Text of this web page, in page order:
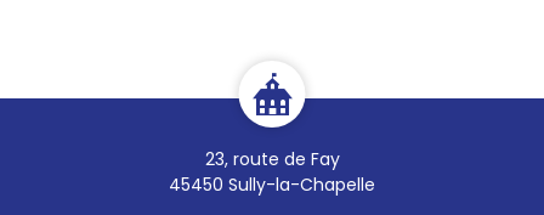
23, route de Fay
45450 Sully-la-Chapelle